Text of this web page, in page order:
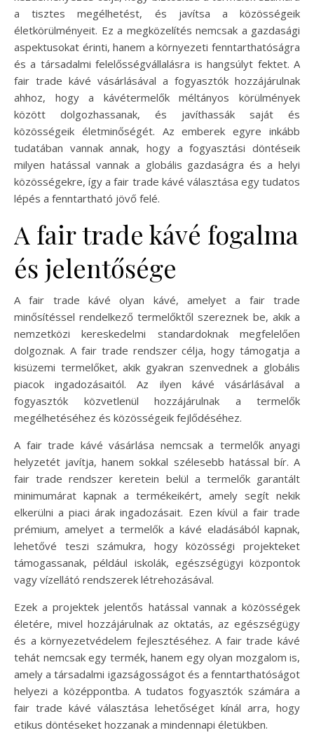
a tisztes megélhetést, és javítsa a közösségeik
életkörülményeit. Ez a megközelítés nemcsak a gazdasági
aspektusokat érinti, hanem a környezeti fenntarthatóságra
és a társadalmi felelősségvállalásra is hangsúlyt fektet. A
fair trade kávé vásárlásával a fogyasztók hozzájárulnak
ahhoz, hogy a kávétermelők méltányos körülmények
között dolgozhassanak, és javíthassák saját és
közösségeik életminőségét. Az emberek egyre inkább
tudatában vannak annak, hogy a fogyasztási döntéseik
milyen hatással vannak a globális gazdaságra és a helyi
közösségekre, így a fair trade kávé választása egy tudatos
lépés a fenntartható jövő felé.
A fair trade kávé fogalma
és jelentősége
A fair trade kávé olyan kávé, amelyet a fair trade
minősítéssel rendelkező termelőktől szereznek be, akik a
nemzetközi kereskedelmi standardoknak megfelelően
dolgoznak. A fair trade rendszer célja, hogy támogatja a
kisüzemi termelőket, akik gyakran szenvednek a globális
piacok ingadozásaitól. Az ilyen kávé vásárlásával a
fogyasztók közvetlenül hozzájárulnak a termelők
megélhetéséhez és közösségeik fejlődéséhez.
A fair trade kávé vásárlása nemcsak a termelők anyagi
helyzetét javítja, hanem sokkal szélesebb hatással bír. A
fair trade rendszer keretein belül a termelők garantált
minimumárat kapnak a termékeikért, amely segít nekik
elkerülni a piaci árak ingadozásait. Ezen kívül a fair trade
prémium, amelyet a termelők a kávé eladásából kapnak,
lehetővé teszi számukra, hogy közösségi projekteket
támogassanak, például iskolák, egészségügyi központok
vagy vízellátó rendszerek létrehozásával.
Ezek a projektek jelentős hatással vannak a közösségek
életére, mivel hozzájárulnak az oktatás, az egészségügy
és a környezetvédelem fejlesztéséhez. A fair trade kávé
tehát nemcsak egy termék, hanem egy olyan mozgalom is,
amely a társadalmi igazságosságot és a fenntarthatóságot
helyezi a középpontba. A tudatos fogyasztók számára a
fair trade kávé választása lehetőséget kínál arra, hogy
etikus döntéseket hozzanak a mindennapi életükben.